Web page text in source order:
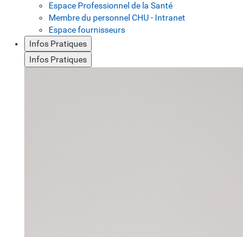
Espace Professionnel de la Santé
Membre du personnel CHU - Intranet
Espace fournisseurs
Infos Pratiques
Infos Pratiques